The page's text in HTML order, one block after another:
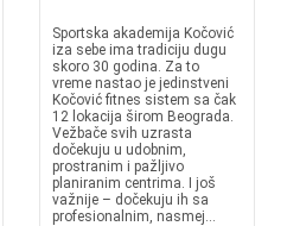
Sportska akademija Kočović
iza sebe ima tradiciju dugu
skoro 30 godina. Za to
vreme nastao je jedinstveni
Kočović fitnes sistem sa čak
12 lokacija širom Beograda.
Vežbače svih uzrasta
dočekuju u udobnim,
prostranim i pažljivo
planiranim centrima. I još
važnije – dočekuju ih sa
profesionalnim, nasmej...